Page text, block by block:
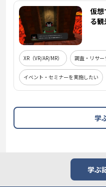
仮想
る観
XR（VR/AR/MR） 調査・リサー
イベント・セミナーを実施したい
学
学ぶ